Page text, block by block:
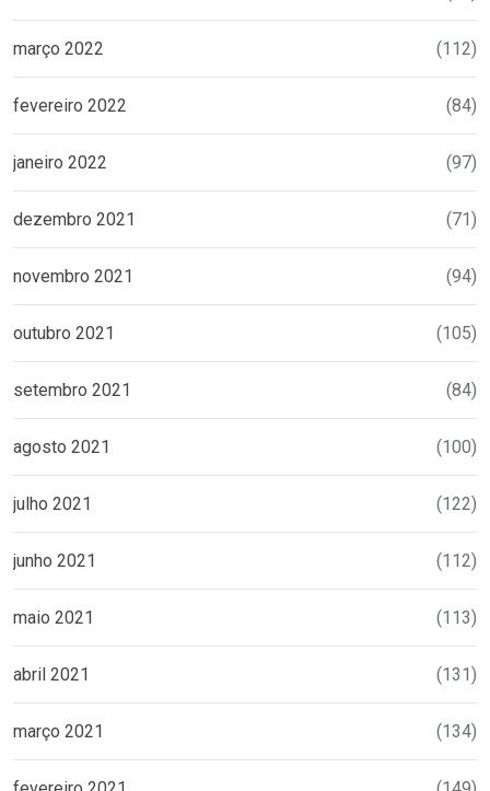
março 2022 (112)
fevereiro 2022 (84)
janeiro 2022 (97)
dezembro 2021 (71)
novembro 2021 (94)
outubro 2021 (105)
setembro 2021 (84)
agosto 2021 (100)
julho 2021 (122)
junho 2021 (112)
maio 2021 (113)
abril 2021 (131)
março 2021 (134)